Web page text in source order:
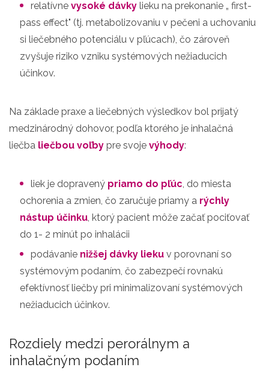
relatívne vysoké dávky lieku na prekonanie „ first-
pass effect" (tj. metabolizovaniu v pečeni a uchovaniu
si liečebného potenciálu v pľúcach), čo zároveň
zvyšuje riziko vzniku systémových nežiaducich
účinkov.
Na základe praxe a liečebných výsledkov bol prijatý
medzinárodný dohovor, podľa ktorého je inhalačná
liečba liečbou voľby pre svoje výhody:
liek je dopravený priamo do pľúc, do miesta
ochorenia a zmien, čo zaručuje priamy a rýchly
nástup účinku, ktorý pacient môže začať pociťovať
do 1- 2 minút po inhalácii
podávanie nižšej dávky lieku v porovnaní so
systémovým podaním, čo zabezpečí rovnakú
efektívnosť liečby pri minimalizovaní systémových
nežiaducich účinkov.
Rozdiely medzi perorálnym a
inhalačným podaním